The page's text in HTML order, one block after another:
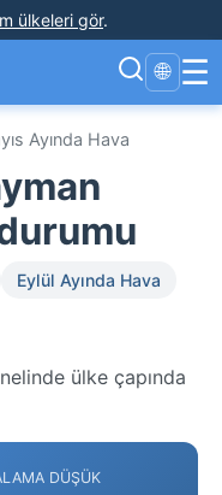
ülkeleri gör.
🌐 ☰
Ayında Hava
Eylül Ayında Hava
ülke çapında
DÜŞÜK